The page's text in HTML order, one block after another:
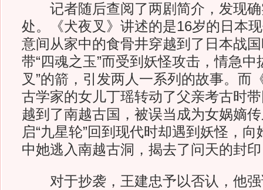
记者随后查阅了两剧简介，发现确
处。《犬夜叉》讲述的是16岁的日本
意间从家中的食骨井穿越到了日本战
带“四魂之玉”而受到妖怪攻击，情急中
叉”的箭，引发两人一系列的故事。而
古学家的女儿丁瑶转动了父亲考古时带
越到了南越古国，被误当成为女娲嫡
启“九星轮”回到现代时却遇到妖怪，
中她逃入南越古洞，揭去了问天的封
对于抄袭，王建忠予以否认，他强